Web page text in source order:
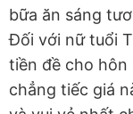
bữa ăn sáng
Đối với nữ tuổi
tiền đề cho hôn
chẳng tiếc giá